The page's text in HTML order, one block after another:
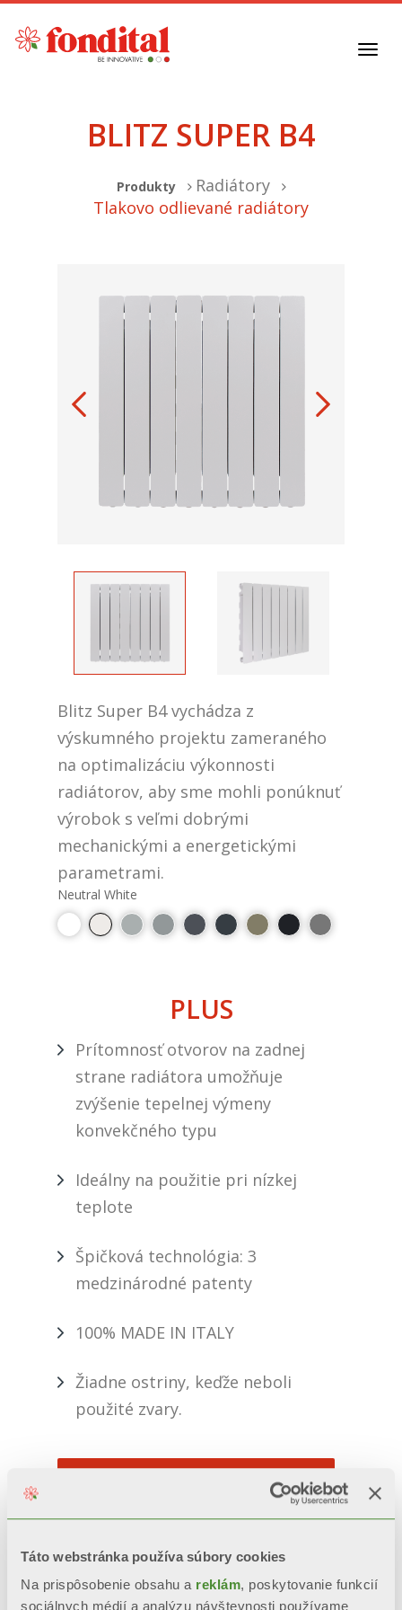
Táto webstránka používa súbory cookies
Na prispôsobenie obsahu a reklám, poskytovanie funkcií
sociálnych médií a analýzu návštevnosti používame
BLITZ SUPER B4
Produkty
Radiátory
Tlakovo odlievané radiátory
Blitz Super B4 vychádza z
výskumného projektu zameraného
na optimalizáciu výkonnosti
radiátorov, aby sme mohli ponúknuť
výrobok s veľmi dobrými
mechanickými a energetickými
parametrami.
Neutral White
PLUS
Prítomnosť otvorov na zadnej
strane radiátora umožňuje
zvýšenie tepelnej výmeny
konvekčného typu
Ideálny na použitie pri nízkej
teplote
Špičková technológia: 3
medzinárodné patenty
100% MADE IN ITALY
Žiadne ostriny, keďže neboli
použité zvary.
POŽIADAJTE O INFORMÁCIE
BIM